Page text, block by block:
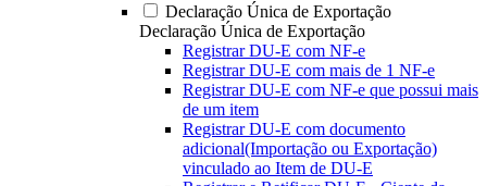
Declaração Única de Exportação
Declaração Única de Exportação
Registrar DU-E com NF-e
Registrar DU-E com mais de 1 NF-e
Registrar DU-E com NF-e que possui mais
de um item
Registrar DU-E com documento
adicional(Importação ou Exportação)
vinculado ao Item de DU-E